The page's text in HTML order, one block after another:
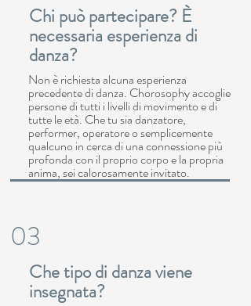
Chi può partecipare? È
necessaria esperienza di
danza?
Non è richiesta alcuna esperienza
precedente di danza. Chorosophy accoglie
persone di tutti i livelli di movimento e di
tutte le età. Che tu sia danzatore,
performer, operatore o semplicemente
qualcuno in cerca di una connessione più
profonda con il proprio corpo e la propria
anima, sei calorosamente invitato.
03
Che tipo di danza viene
insegnata?